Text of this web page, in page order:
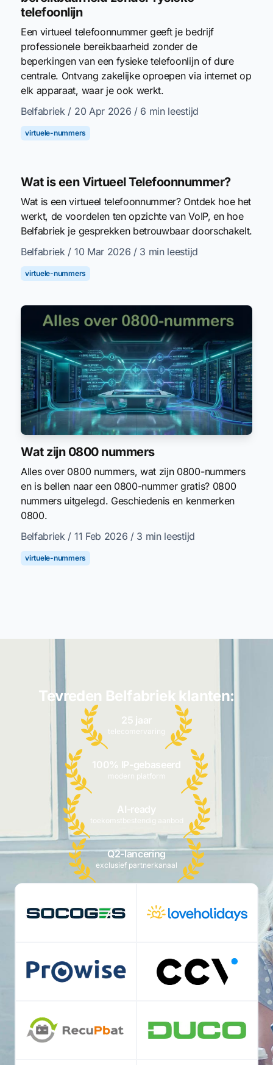
telefoonlijn
Een virtueel telefoonnummer geeft je bedrijf
professionele bereikbaarheid zonder de
beperkingen van een fysieke telefoonlijn of dure
centrale. Ontvang zakelijke oproepen via internet op
elk apparaat, waar je ook werkt.
Belfabriek / 20 Apr 2026 / 6 min leestijd
virtuele-nummers
Wat is een Virtueel Telefoonnummer?
Wat is een virtueel telefoonnummer? Ontdek hoe het
werkt, de voordelen ten opzichte van VoIP, en hoe
Belfabriek je gesprekken betrouwbaar doorschakelt.
Belfabriek / 10 Mar 2026 / 3 min leestijd
virtuele-nummers
Wat zijn 0800 nummers
Alles over 0800 nummers, wat zijn 0800-nummers
en is bellen naar een 0800-nummer gratis? 0800
nummers uitgelegd. Geschiedenis en kenmerken
0800.
Belfabriek / 11 Feb 2026 / 3 min leestijd
virtuele-nummers
Tevreden Belfabriek klanten:
25 jaar
telecomervaring
100% IP-gebaseerd
modern platform
AI-ready
toekomstbestendig aanbod
Q2-lancering
exclusief partnerkanaal